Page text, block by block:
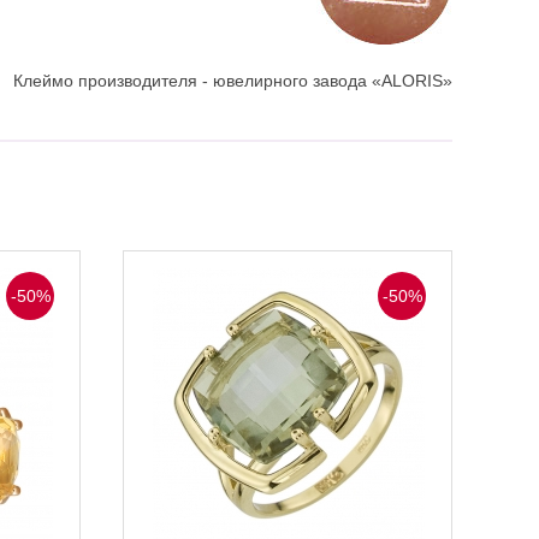
Клеймо производителя - ювелирного завода «ALORIS»
-50% -50%